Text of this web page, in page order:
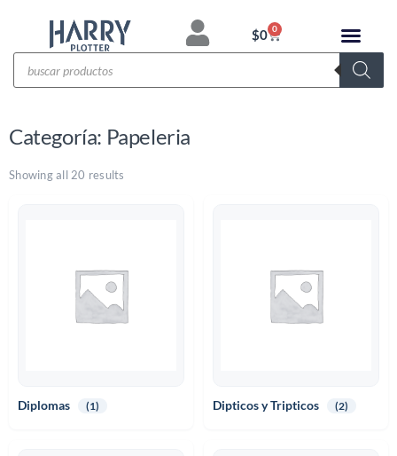
$0 0
Categoría: Papeleria
Showing all 20 results
Diplomas (1) Dipticos y Tripticos (2)